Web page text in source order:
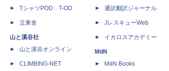
TシャツPOD T-OD
立東舎
山と溪谷社
山と溪谷オンライン
CLIMBING-NET
通訳翻訳ジャーナル
JレスキューWeb
イカロスアカデミー
MdN
MdN Books